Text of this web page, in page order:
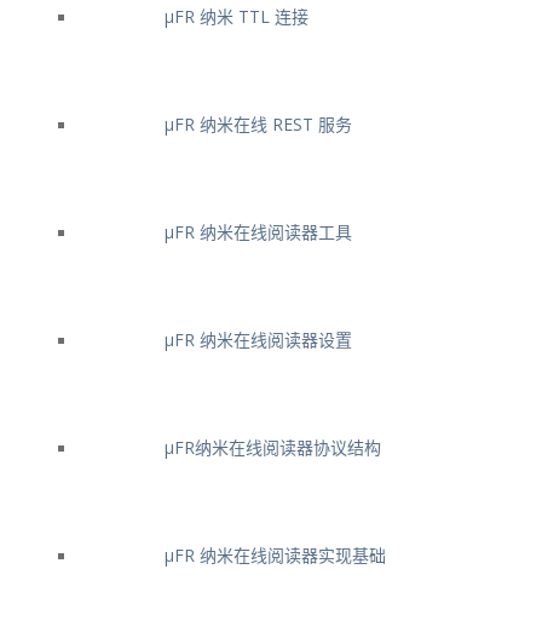
μFR 纳米 TTL 连接
μFR 纳米在线 REST 服务
μFR 纳米在线阅读器工具
μFR 纳米在线阅读器设置
μFR纳米在线阅读器协议结构
μFR 纳米在线阅读器实现基础